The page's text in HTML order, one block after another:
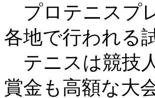
プロテニスプ
各地で行われる
テニスは競技
賞金も高額な大